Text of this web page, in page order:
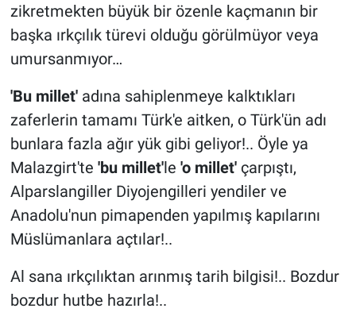
zikretmekten büyük bir özenle kaçmanın bir
başka ırkçılık türevi olduğu görülmüyor veya
umursanmıyor…
'Bu millet'adına sahiplenmeye kalktıkları
zaferlerin tamamı Türk'e aitken, o Türk'ün adı
bunlara fazla ağır yük gibi geliyor!.. Öyle ya
Malazgirt'te 'bu millet'le 'o millet'çarpıştı,
Alparslangiller Diyojengilleri yendiler ve
Anadolu'nun pimapenden yapılmış kapılarını
Müslümanlara açtılar!..
Al sana ırkçılıktan arınmış tarih bilgisi!.. Bozdur
bozdur hutbe hazırla!..